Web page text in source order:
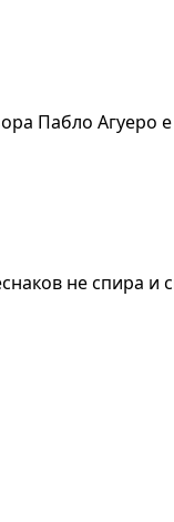
Пабло Агуеро
не спира и